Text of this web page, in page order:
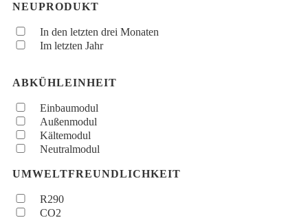
NEUPRODUKT
In den letzten drei Monaten
Im letzten Jahr
ABKÜHLEINHEIT
Einbaumodul
Außenmodul
Kältemodul
Neutralmodul
UMWELTFREUNDLICHKEIT
R290
CO2